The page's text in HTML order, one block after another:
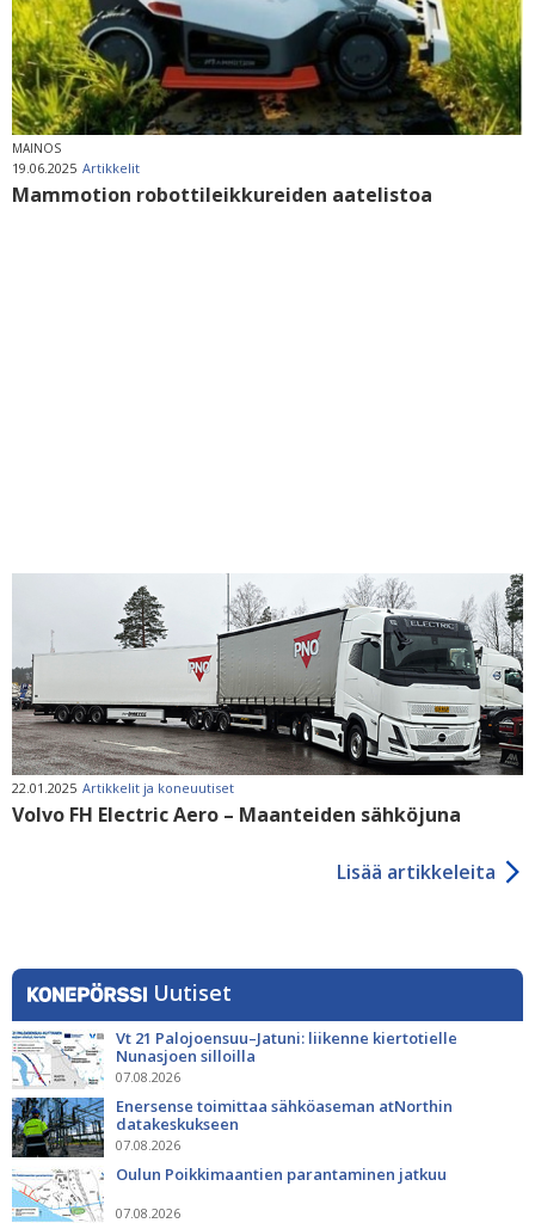
MAINOS
19.06.2025 Artikkelit
Mammotion robottileikkureiden aatelistoa
22.01.2025 Artikkelit ja koneuutiset
Volvo FH Electric Aero – Maanteiden sähköjuna
Lisää artikkeleita
Uutiset
Vt 21 Palojoensuu–Jatuni: liikenne kiertotielle
Nunasjoen silloilla
07.08.2026
Enersense toimittaa sähköaseman atNorthin
datakeskukseen
07.08.2026
Oulun Poikkimaantien parantaminen jatkuu
07.08.2026